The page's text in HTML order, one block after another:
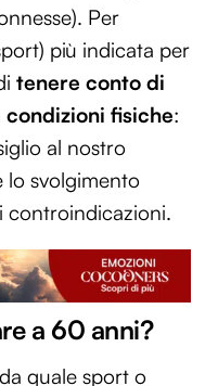
Per
più indicata per
tenere conto di
fisiche:
al nostro
lo svolgimento
controindicazioni.
a 60 anni?
quale sport o